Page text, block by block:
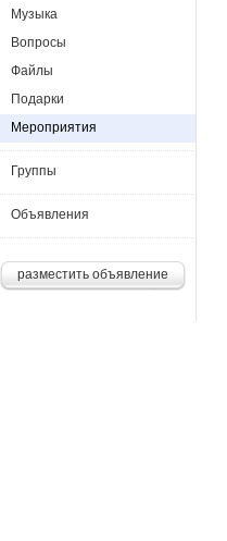
Музыка
Вопросы
Файлы
Подарки
Мероприятия
Группы
Объявления
разместить объявление